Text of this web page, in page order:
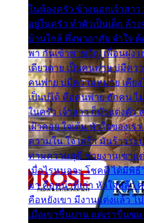
ในห้องครัว ข้างนอกเจ้าสาว
อยู่ในครัว ทำตัวเป็นเด็ก ล้า
บ้านใกล้ พึ่งพาอาศัย จำใจ ต้
พา กันเข้าพาขวัญ เพื่อนฝูง เ
เดียวดาย เป็นคนพ่าย บ่มีคว
คนพ่าย บ่มีความหมาย เคียง
เป็นบ่ได้ คือคนพ่าย ฮักคน ไ
ในครัว เจ้าสาว ก็มัวแต่งตัว
เฝ้าคอย ใจเต้น หัวใจของเร
ความใน ใจ เศร้า มันร้าวร
ท่ามความสุขี ช่วยงานเขาแ
เมื่อไรหนอจะ โชคดี ได้มีพิ
มา คือหน้าที่เก่า หัวใจหล้า
คือหยังเขา มีงานแต่งแล้ว ไ
เมื่อเขาชื่นบาน แต่เราขื่นข